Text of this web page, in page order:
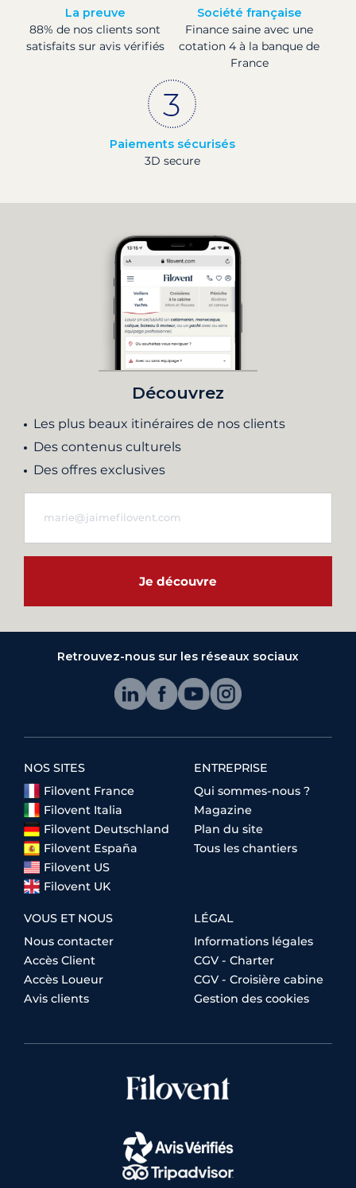
La preuve
88% de nos clients sont
satisfaits sur avis vérifiés
Société française
Finance saine avec une
cotation 4 à la banque de
France
Paiements sécurisés
3D secure
Découvrez
Les plus beaux itinéraires de nos clients
Des contenus culturels
Des offres exclusives
Je découvre
Retrouvez-nous sur les réseaux sociaux
NOS SITES
Filovent France
Filovent Italia
Filovent Deutschland
Filovent España
Filovent US
Filovent UK
ENTREPRISE
Qui sommes-nous ?
Magazine
Plan du site
Tous les chantiers
VOUS ET NOUS
Nous contacter
Accès Client
Accès Loueur
Avis clients
LÉGAL
Informations légales
CGV - Charter
CGV - Croisière cabine
Gestion des cookies